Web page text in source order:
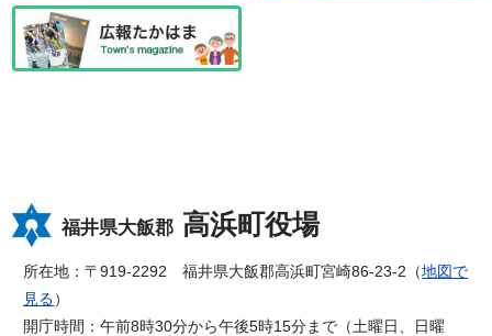
福井県大飯郡 高浜町役場
所在地：〒919-2292 福井県大飯郡高浜町宮崎86-23-2（地図で
見る）
開庁時間：午前8時30分から午後5時15分まで（土曜日、日曜